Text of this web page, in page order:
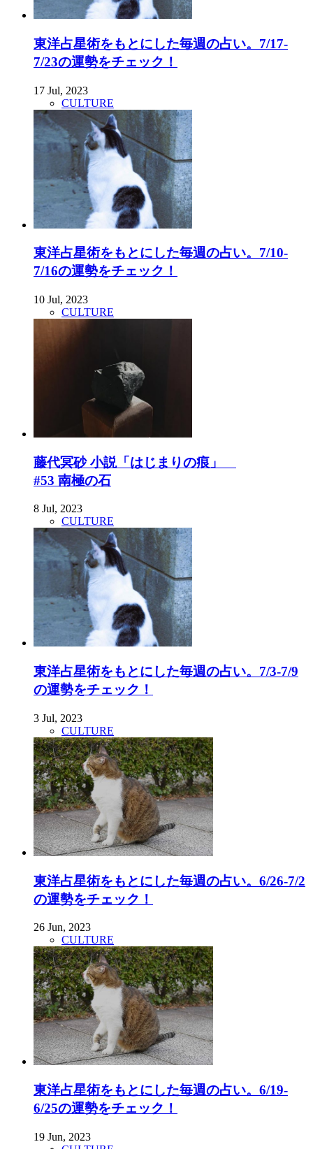
東洋占星術をもとにした毎週の占い。7/17-
7/23の運勢をチェック！
17 Jul, 2023
CULTURE
東洋占星術をもとにした毎週の占い。7/10-
7/16の運勢をチェック！
10 Jul, 2023
CULTURE
藤代冥砂 小説「はじまりの痕」
#53 南極の石
8 Jul, 2023
CULTURE
東洋占星術をもとにした毎週の占い。7/3-7/9
の運勢をチェック！
3 Jul, 2023
CULTURE
東洋占星術をもとにした毎週の占い。6/26-7/2
の運勢をチェック！
26 Jun, 2023
CULTURE
東洋占星術をもとにした毎週の占い。6/19-
6/25の運勢をチェック！
19 Jun, 2023